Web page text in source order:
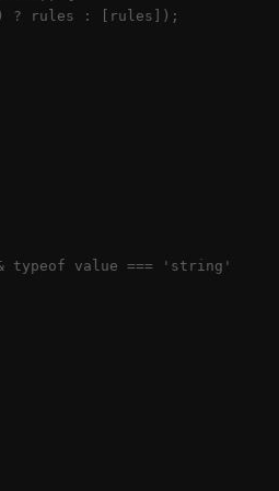
? rules : [rules]);
typeof value === 'string'